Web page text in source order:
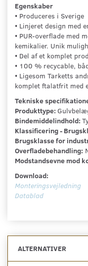
Egenskaber
• Produceres i Sverige
• Linjeret design med
• PUR-overflade med
kemikalier. Unik
• Del af et komplet
• 100 % recycable,
• Ligesom Tarketts
komplet ftalatfrit med
Tekniske
Produkttype:
Bindemiddelindhold:
Klassificering -
Brugsklasse for
Overfladebehandling:
Modstandsevne mod
Download:
Monteringsvejledning
Datablad
ALTERNATIVER